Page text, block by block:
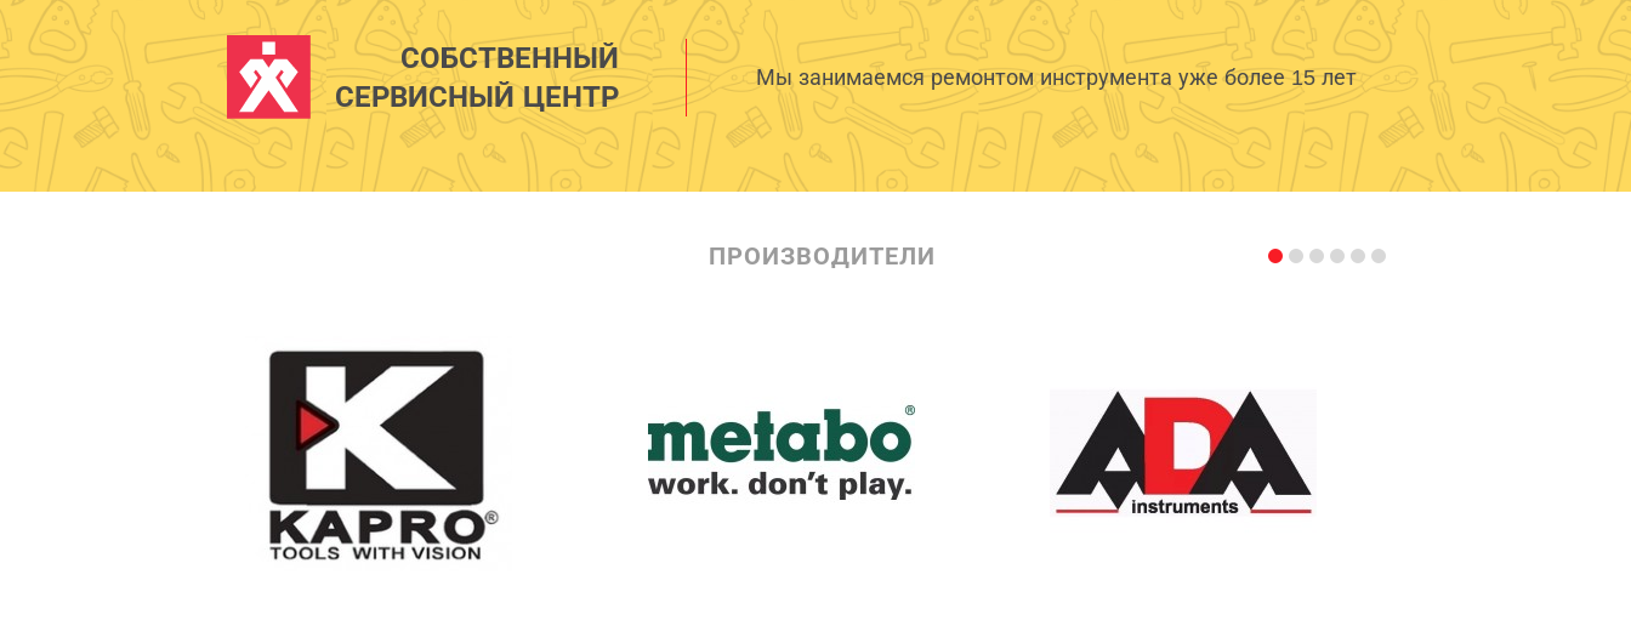
СОБСТВЕННЫЙ
СЕРВИСНЫЙ ЦЕНТР
Мы занимаемся ремонтом инструмента уже более 15 лет
ПРОИЗВОДИТЕЛИ